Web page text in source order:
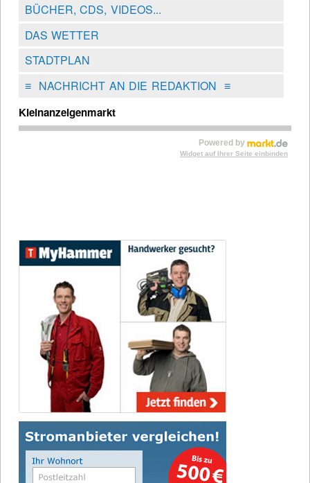
BÜCHER, CDS, VIDEOS...
DAS WETTER
STADTPLAN
≡NACHRICHT AN DIE REDAKTION ≡
Kleinanzeigenmarkt
Powered by
Widget auf Ihrer Seite einbinden